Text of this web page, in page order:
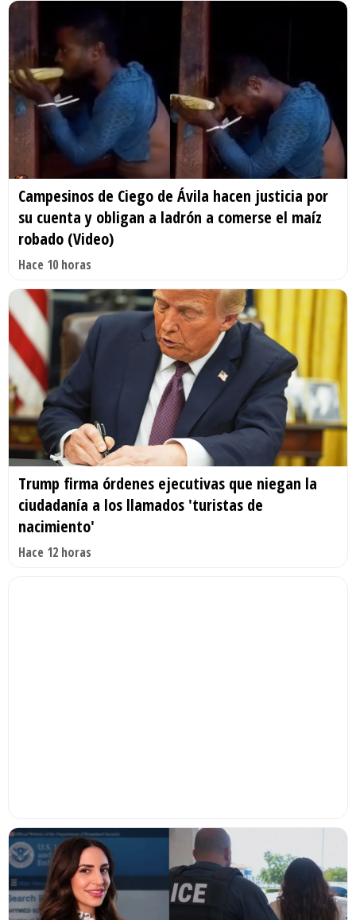
Campesinos de Ciego de Ávila hacen justicia por
su cuenta y obligan a ladrón a comerse el maíz
robado (Video)
Hace 10 horas
Trump firma órdenes ejecutivas que niegan la
ciudadanía a los llamados 'turistas de
nacimiento'
Hace 12 horas